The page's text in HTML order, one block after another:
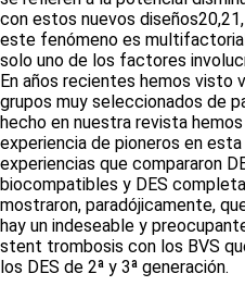
con estos nuevos
este fenómeno es
solo uno de los factores
En años recientes hemos visto
grupos muy seleccionados de
hecho en nuestra revista
experiencia de pioneros en
experiencias que compararon
biocompatibles y DES
mostraron, paradójicamente,
hay un indeseable y
stent trombosis con los BVS
los DES de 2ª y 3ª generación.